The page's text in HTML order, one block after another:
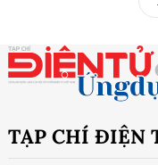
TẠP CHÍ ĐIỆN